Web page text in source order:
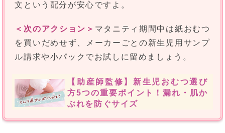
文という配分が安心ですよ。
＜次のアクション＞ マタニティ期間中は紙おむつ
を買いだめせず、メーカーごとの新生児用サンプ
ル請求や小パックでお試しに留めましょう。
【助産師監修】新生児おむつ選び
方5つの重要ポイント！漏れ・肌か
ぶれを防ぐサイズ